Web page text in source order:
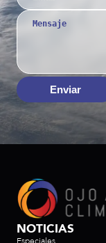
Enviar
NOTICIAS